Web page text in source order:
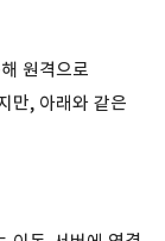
원격으로
만, 아래와 같은